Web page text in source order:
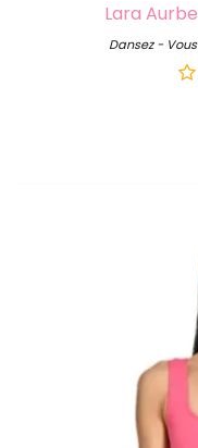
Lara
Dansez - Vous